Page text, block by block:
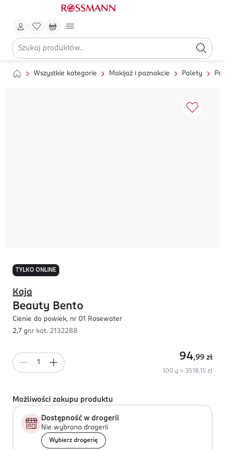
Wszystkie kategorie Makijaż i paznokcie Palety
TYLKO ONLINE
Kaja
Beauty Bento
Cienie do powiek, nr 01 Rosewater
2,7 gnr kat. 2132288
94,99 zł
100 g = 3518,15 zł
Możliwości zakupu produktu
Dostępność w drogerii
Nie wybrano drogerii
Wybierz drogerię